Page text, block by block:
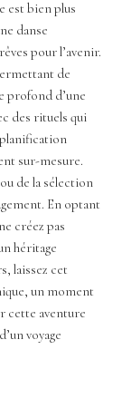
est bien plus
danse
pour l’avenir.
de
profond d’une
des rituels qui
sur-mesure.
ou de la sélection
En optant
créez pas
héritage
laissez cet
un moment
cette aventure
voyage